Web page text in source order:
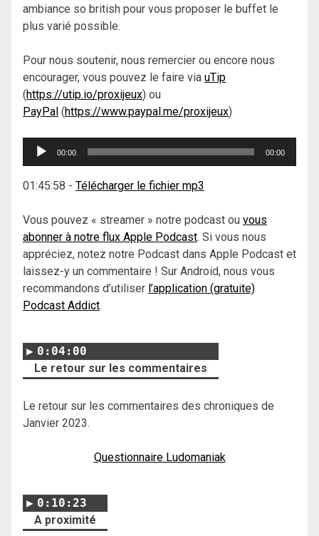
ambiance so british pour vous proposer le buffet le
plus varié possible.
Pour nous soutenir, nous remercier ou encore nous
encourager, vous pouvez le faire via uTip
(https://utip.io/proxijeux) ou
PayPal (https://www.paypal.me/proxijeux)
Lecteur
00:00 00:00
01:45:58 - Télécharger le fichier mp3
Vous pouvez « streamer » notre podcast ou vous
abonner à notre flux Apple Podcast. Si vous nous
appréciez, notez notre Podcast dans Apple Podcast et
laissez-y un commentaire ! Sur Android, nous vous
recommandons d’utiliser l’application (gratuite)
Podcast Addict.
0:04:00
Le retour sur les commentaires
Le retour sur les commentaires des chroniques de
Janvier 2023.
Questionnaire Ludomaniak
0:10:23
A proximité